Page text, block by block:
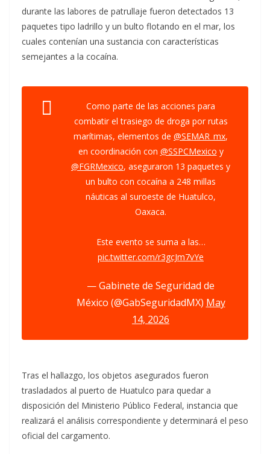
durante las labores de patrullaje fueron detectados 13
paquetes tipo ladrillo y un bulto flotando en el mar, los
cuales contenían una sustancia con características
semejantes a la cocaína.
Como parte de las acciones para
combatir el trasiego de droga por rutas
marítimas, elementos de @SEMAR_mx,
en coordinación con @SSPCMexico y
@FGRMexico, aseguraron 13 paquetes y
un bulto con cocaína a 248 millas
náuticas al suroeste de Huatulco,
Oaxaca.
Este evento se suma a las…
pic.twitter.com/r3gcJm7vYe
— Gabinete de Seguridad de
México (@GabSeguridadMX) May
14, 2026
Tras el hallazgo, los objetos asegurados fueron
trasladados al puerto de Huatulco para quedar a
disposición del Ministerio Público Federal, instancia que
realizará el análisis correspondiente y determinará el peso
oficial del cargamento.